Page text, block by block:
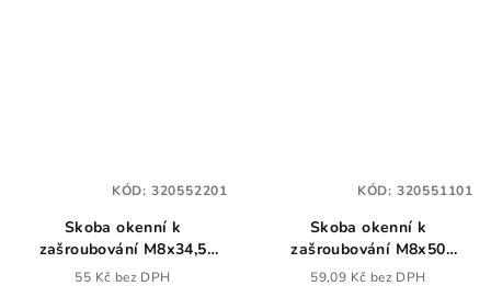
Skoba okenní k
zašroubování M8x34,5
staromosaz
55 Kč bez DPH
KÓD: 320552201
Skoba okenní k
zašroubování M8x50
staroměď
59,09 Kč bez DPH
KÓD: 320551101